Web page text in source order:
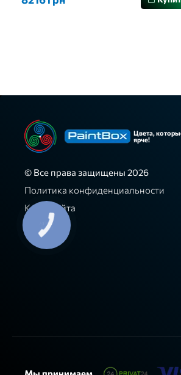
Цвета,
ярче!
© Все права защищены 2026
Политика конфиденциальности
Карта сайта